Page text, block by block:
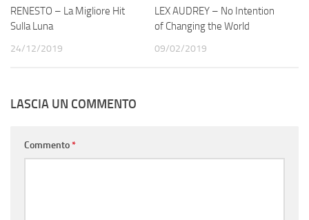
RENESTO – La Migliore Hit
Sulla Luna
24/12/2019
LEX AUDREY – No Intention
of Changing the World
09/02/2019
LASCIA UN COMMENTO
Commento*